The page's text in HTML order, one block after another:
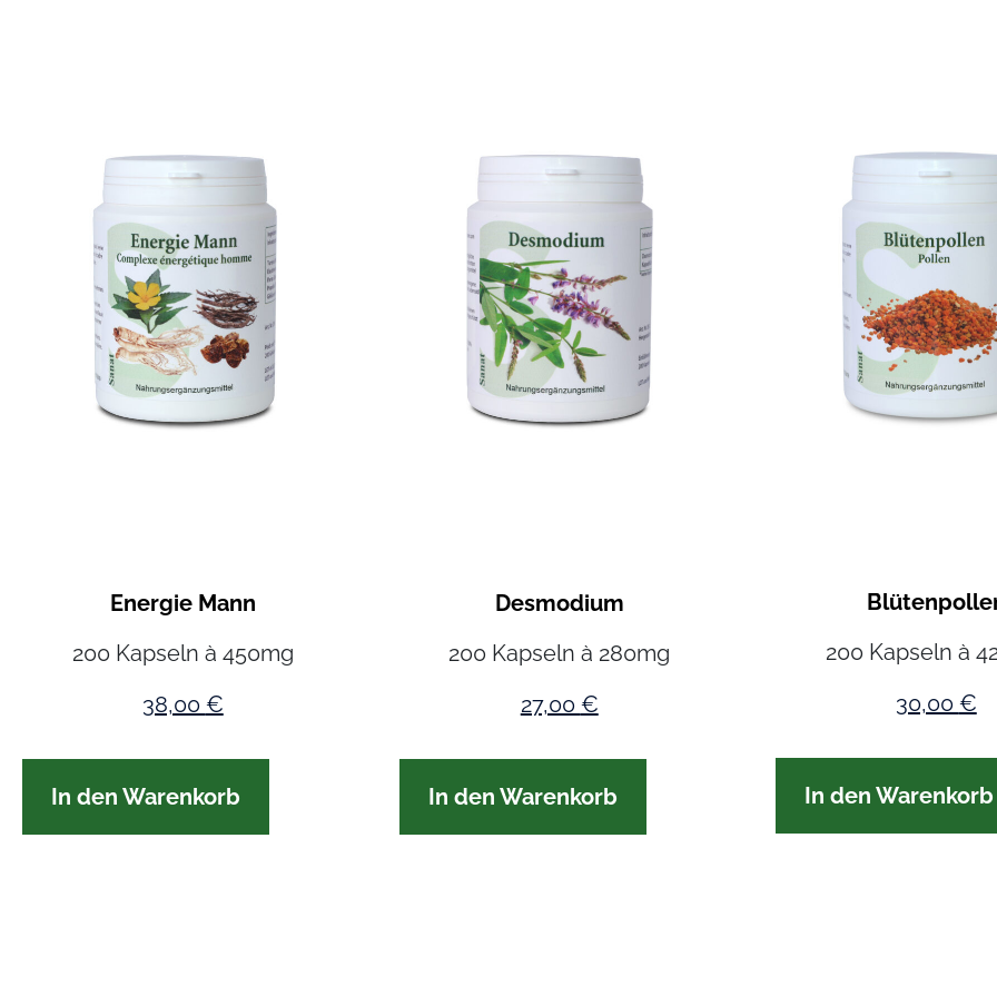
Energie Mann
200 Kapseln à 450mg
38,00 €
In den Warenkorb
Desmodium
200 Kapseln à 280mg
27,00 €
In den Warenkorb
200 Kapseln à
30,00 €
In den Warenkorb